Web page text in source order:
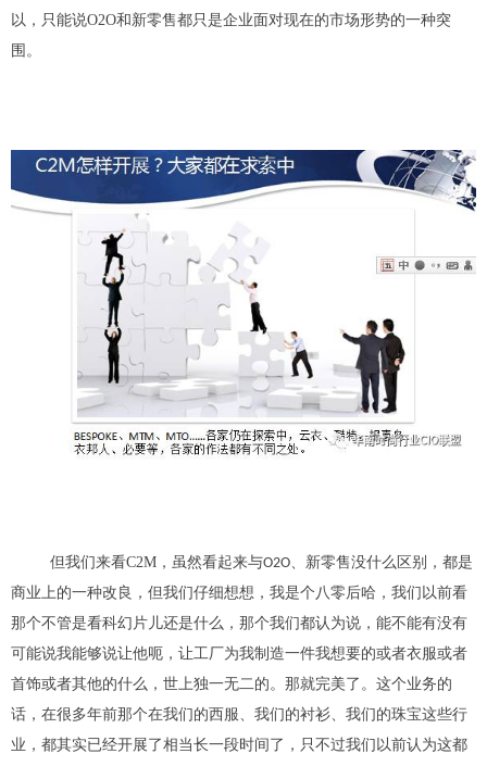
以，只能说O2O和新零售都只是企业面对现在的市场形势的一种突
围。
但我们来看C2M，虽然看起来与O2O、新零售没什么区别，都是
商业上的一种改良，但我们仔细想想， 我是个八零后哈， 我们以前看
那个不管是看科幻片儿还是什么， 那个我们都认为说 ， 能不能有没有
可能说我能够说让他呃，让工厂为我制造一件我想要的或者衣服或者
首饰或者其他的什么 ，世上独一无二的。 那就完美了。 这个业务的
话，在很多年前那个在我们的西服、 我们的衬衫、 我们的珠宝这些行
业 ， 都其实已经开展了相当长一段时间了，只不过我们以前认为这都